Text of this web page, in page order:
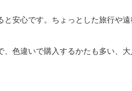
安心です。ちょっとした旅行や
色違いで購入するかたも多い、大